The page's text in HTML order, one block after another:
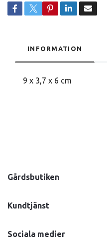
INFORMATION
9 x 3,7 x 6 cm
Gårdsbutiken
Kundtjänst
Sociala medier